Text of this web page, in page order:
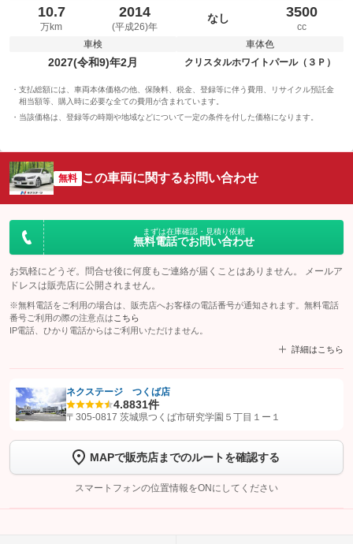
10.7
万km
2014
(平成26)年
なし 3500
cc
車検
2027(令和9)年2月
車体色
クリスタルホワイトパール（３Ｐ）
支払総額には、車両本体価格の他、保険料、税金、登録等に伴う費用、リサイクル預託金
相当額等、購入時に必要な全ての費用が含まれています。
当該価格は、登録等の時期や地域などについて一定の条件を付した価格になります。
無料 この車両に関するお問い合わせ
まずは在庫確認・見積り依頼
無料電話でお問い合わせ
お気軽にどうぞ。問合せ後に何度もご連絡が届くことはありません。 メールア
ドレスは販売店に公開されません。
※無料電話をご利用の場合は、販売店へお客様の電話番号が通知されます。無料電話
番号ご利用の際の注意点は こちら
IP電話、ひかり電話からはご利用いただけません。
詳細はこちら
【STEP1】認証画面でグーネットを友だち追加してから「許可する」ボタンを押
トーク画面で
ボタンをタップして問い合わせを
完了してください。
こちら
ネクステージ つくば店
4.8831件
〒305-0817 茨城県つくば市研究学園５丁目１ー１
MAPで販売店までのルートを確認する
スマートフォンの位置情報をONにしてください